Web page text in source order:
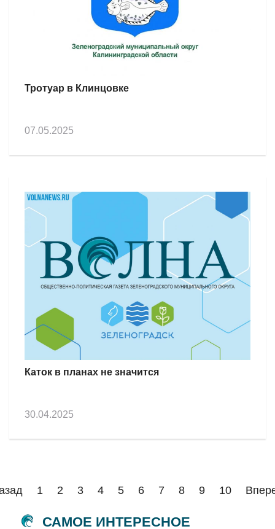
Тротуар в Клинцовке
07.05.2025
Каток в планах не значится
30.04.2025
1 2 3 4 5 6 7 8 9 10
САМОЕ ИНТЕРЕСНОЕ